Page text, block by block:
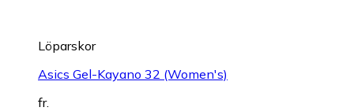
Löparskor
Asics Gel-Kayano 32 (Women's)
fr.